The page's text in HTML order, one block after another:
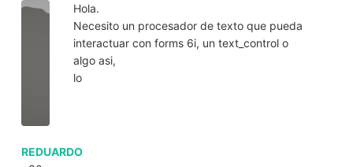
REDUARDO
Hola.
Necesito un procesador de texto que pueda
interactuar con forms 6i, un text_control o
algo asi,
lo